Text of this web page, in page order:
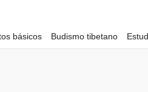
básicos Budismo tibetano